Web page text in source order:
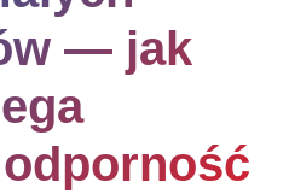
— jak